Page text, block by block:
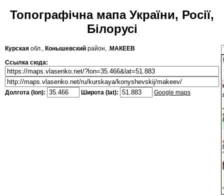
Топографічна мапа України, Росії,
Білорусі
Курская обл., Конышевский район, .МАКЕЕВ
Ссылка сюда:
Долгота (lon): Широта (lat): Google maps